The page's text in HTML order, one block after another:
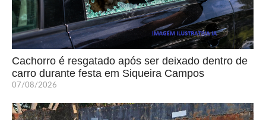
Cachorro é resgatado após ser deixado dentro de
carro durante festa em Siqueira Campos
07/08/2026